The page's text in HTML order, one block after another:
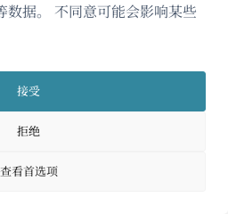
数据。 不同意可能会影响某些
接受
拒绝
查看首选项
SEO 功能、URL Slug 翻
续费折扣